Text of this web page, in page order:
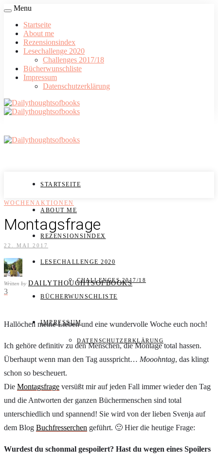
Menu
Startseite
About me
Rezensionsindex
Lesechallenge 2020
Challenges 2017/18
Bücherwunschliste
Impressum
Datenschutzerklärung
STARTSEITE
ABOUT ME
REZENSIONSINDEX
LESECHALLENGE 2020
CHALLENGES 2017/18
BÜCHERWUNSCHLISTE
IMPRESSUM
DATENSCHUTZERKLÄRUNG
WOCHENAKTIONEN
Montagsfrage
22. MAI 2017
Written by DAILYTHOUGHTSOFBOOKS
3
Hallöchen meine Lieben und eine wundervolle Woche euch noch!
Ich gehöre definitiv zu den Menschen, die Montage total hassen.
Überhaupt wenn man den Tag ausspricht… Mooohntag, das klingt
schon so bescheuert.
Die Montagsfrage versüßt mir auf jeden Fall immer wieder den Tag
und die Antworten der ganzen Büchermenschen sind total
unterschiedlich und spannend! Sie wird von der lieben Svenja auf
dem Blog Buchfresserchen geführt. 🙂 Hier die heutige Frage:
Wurdest du schonmal gespoilert? Hast du wegen eines Spoilers